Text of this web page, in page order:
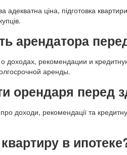
ціна, підготовка
арендатора
доходах, рекомендации и
аренды.
орендаря перед
доходи, рекомендації та
в